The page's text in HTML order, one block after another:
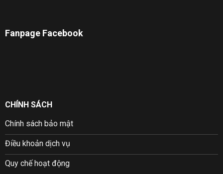
Fanpage Facebook
CHÍNH SÁCH
Chính sách bảo mật
Điều khoản dịch vụ
Quy chế hoạt động